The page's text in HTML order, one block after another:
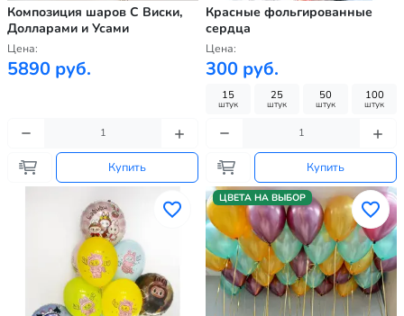
Композиция шаров С Виски,
Долларами и Усами
Цена:
5890 руб.
Купить
Красные фольгированные
сердца
Цена:
300 руб.
15
штук
25
штук
50
штук
100
штук
Купить
ЦВЕТА НА ВЫБОР